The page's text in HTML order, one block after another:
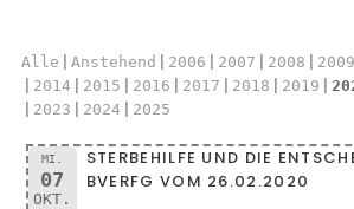
Alle Anstehend 2006 2007 2008 2009
2014
2015 2016 2017 2018 2019
2023
2024 2025
MI.
07
OKT.
STERBEHILFE UND DIE
BVERFG VOM 26.02.2020